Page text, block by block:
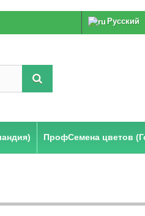
Русский
ПрофСемена цветов